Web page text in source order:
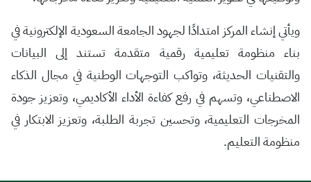
ويأتي إنشاء المركز امتدادًا لجهود الجامعة السعودية الإلكترونية في
بناء منظومة تعليمية رقمية متقدمة تستند إلى البيانات
والتقنيات الحديثة، وتواكب التوجهات الوطنية في مجال الذكاء
الاصطناعي، وتسهم في رفع كفاءة الأداء الأكاديمي، وتعزيز جودة
المخرجات التعليمية، وتحسين تجربة الطلبة، وتعزيز الابتكار في
منظومة التعليم.